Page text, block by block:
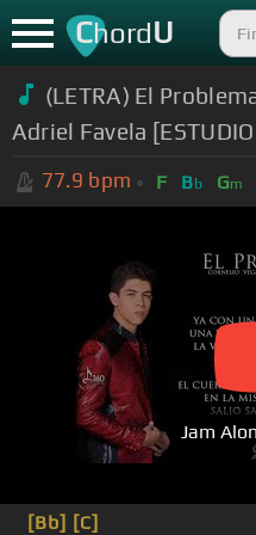
ChordU
(LETRA) El
Adriel Favela
77.9 bpm F Bb Gm
Jam
[Bb] [C]